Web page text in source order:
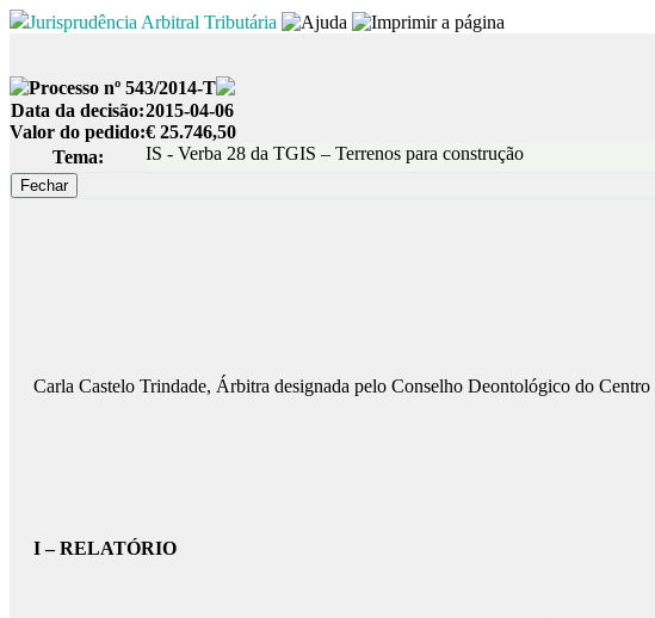
Jurisprudência Arbitral Tributária
Processo nº 543/2014-T
Data da decisão:2015-04-06
Valor do pedido:€ 25.746,50
Tema:
IS - Verba 28 da TGIS – Terrenos para construção
Carla Castelo Trindade, Árbitra designada pelo Conselho Deontológico do
I – RELATÓRIO